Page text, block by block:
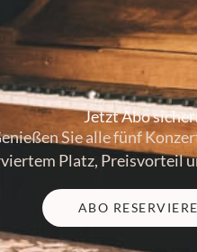
Jetzt Abo
Sie alle fünf
Platz, Preisvorteil
ABO